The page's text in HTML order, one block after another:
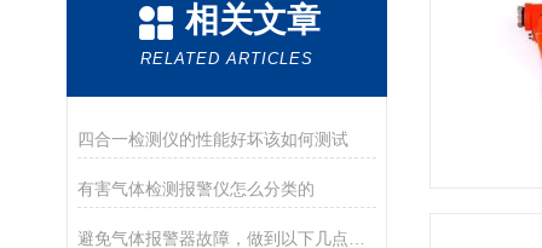
相关文章
RELATED ARTICLES
四合一检测仪的性能好坏该如何测试
有害气体检测报警仪怎么分类的